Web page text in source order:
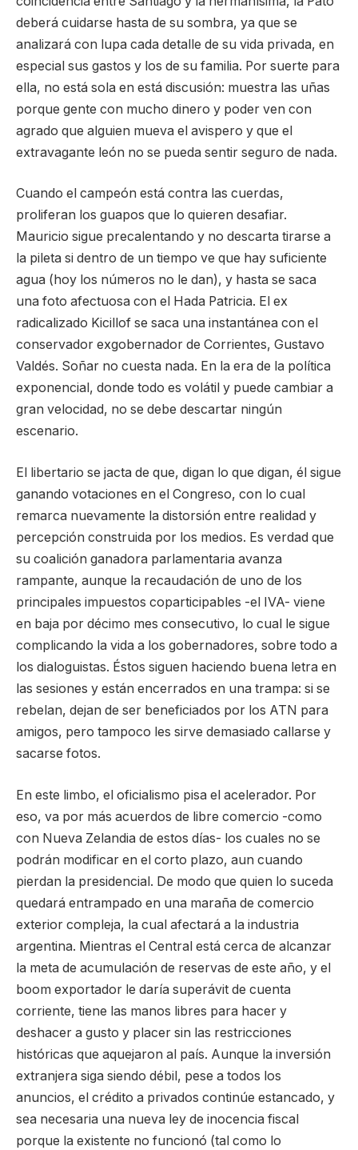
deberá cuidarse hasta de su sombra, ya que se
analizará con lupa cada detalle de su vida privada, en
especial sus gastos y los de su familia. Por suerte para
ella, no está sola en está discusión: muestra las uñas
porque gente con mucho dinero y poder ven con
agrado que alguien mueva el avispero y que el
extravagante león no se pueda sentir seguro de nada.
Cuando el campeón está contra las cuerdas,
proliferan los guapos que lo quieren desafiar.
Mauricio sigue precalentando y no descarta tirarse a
la pileta si dentro de un tiempo ve que hay suficiente
agua (hoy los números no le dan), y hasta se saca
una foto afectuosa con el Hada Patricia. El ex
radicalizado Kicillof se saca una instantánea con el
conservador exgobernador de Corrientes, Gustavo
Valdés. Soñar no cuesta nada. En la era de la política
exponencial, donde todo es volátil y puede cambiar a
gran velocidad, no se debe descartar ningún
escenario.
El libertario se jacta de que, digan lo que digan, él sigue
ganando votaciones en el Congreso, con lo cual
remarca nuevamente la distorsión entre realidad y
percepción construida por los medios. Es verdad que
su coalición ganadora parlamentaria avanza
rampante, aunque la recaudación de uno de los
principales impuestos coparticipables -el IVA- viene
en baja por décimo mes consecutivo, lo cual le sigue
complicando la vida a los gobernadores, sobre todo a
los dialoguistas. Éstos siguen haciendo buena letra en
las sesiones y están encerrados en una trampa: si se
rebelan, dejan de ser beneficiados por los ATN para
amigos, pero tampoco les sirve demasiado callarse y
sacarse fotos.
En este limbo, el oficialismo pisa el acelerador. Por
eso, va por más acuerdos de libre comercio -como
con Nueva Zelandia de estos días- los cuales no se
podrán modificar en el corto plazo, aun cuando
pierdan la presidencial. De modo que quien lo suceda
quedará entrampado en una maraña de comercio
exterior compleja, la cual afectará a la industria
argentina. Mientras el Central está cerca de alcanzar
la meta de acumulación de reservas de este año, y el
boom exportador le daría superávit de cuenta
corriente, tiene las manos libres para hacer y
deshacer a gusto y placer sin las restricciones
históricas que aquejaron al país. Aunque la inversión
extranjera siga siendo débil, pese a todos los
anuncios, el crédito a privados continúe estancado, y
sea necesaria una nueva ley de inocencia fiscal
porque la existente no funcionó (tal como lo